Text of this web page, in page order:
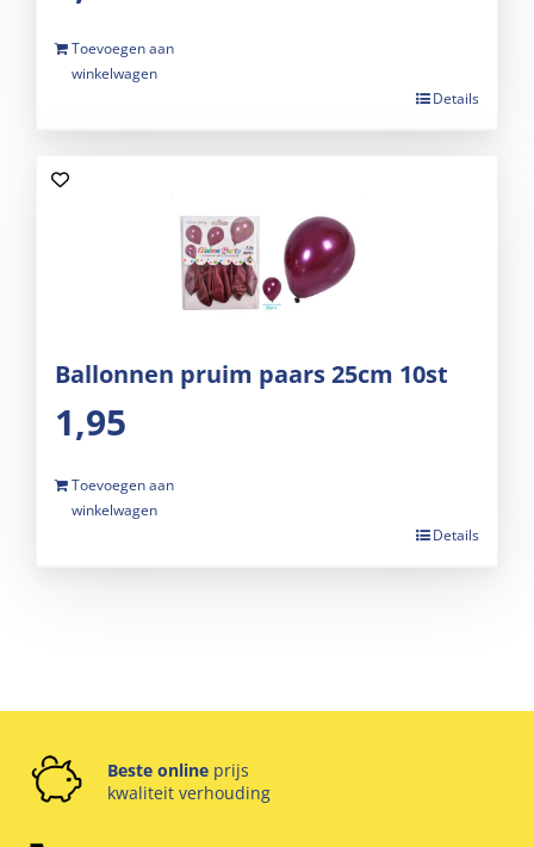
Toevoegen aan
winkelwagen
Details
Ballonnen pruim paars 25cm 10st
1,95
Toevoegen aan
winkelwagen
Details
Beste online prijs
kwaliteit verhouding